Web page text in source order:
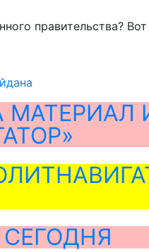
правительства?
МАТЕРИАЛ